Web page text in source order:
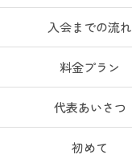
入会までの流れ
料金プラン
代表あいさつ
初めて